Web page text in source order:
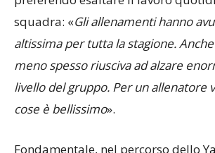
preferendo esaltare il lavoro
squadra: «
altissima per tutta la stagione. Anche
meno spesso riusciva ad alzare
livello del gruppo. Per un allenatore